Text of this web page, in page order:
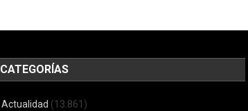
CATEGORÍAS
Actualidad (13.861)